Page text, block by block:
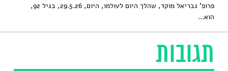
תגובות
פרופ' גבריאל מוקד, שהלך היום לעולמו, היום, 29.5.26, בגיל 92,
הוא...